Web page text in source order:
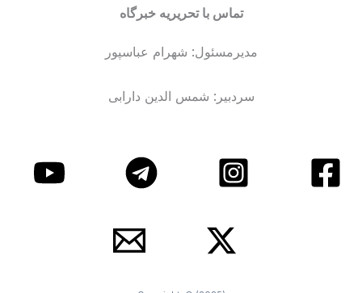
تماس با تحریریه خبرگاه
مدیرمسئول: شهرام عباسپور
سردبیر: شمس الدین دارابی